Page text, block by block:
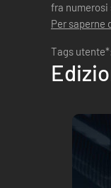
fra numerosi
Per saperne
Tags